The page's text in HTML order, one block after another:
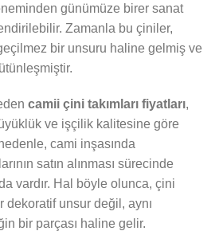
günümüze birer sanat
Zamanla bu çiniler,
bir unsuru haline gelmiş ve
camii çini takımları fiyatları,
ve işçilik kalitesine göre
cami inşasında
satın alınması sürecinde
vardır. Hal böyle olunca, çini
dekoratif unsur değil, aynı
bir parçası haline gelir.